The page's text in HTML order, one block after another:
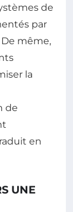
de
par
De même,
la
de
en
UNE